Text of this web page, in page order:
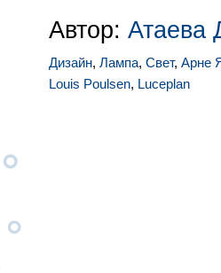
Автор: Атаева
Дизайн, Лампа, Свет, Арне
Louis Poulsen, Luceplan